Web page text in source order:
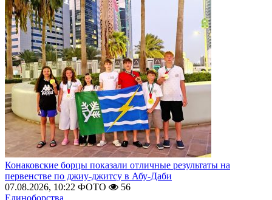
Конаковские борцы показали отличные результаты на
первенстве по джиу-джитсу в Абу-Даби
07.08.2026, 10:22 ФОТО
56
Единоборства